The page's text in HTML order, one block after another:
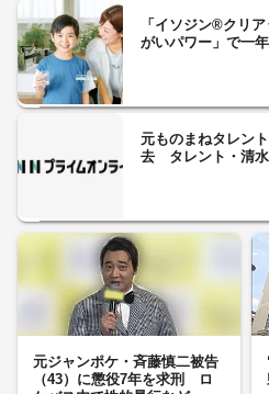
「イソジン®クリ
がいパワー」で一
元ものまねタレン
去 タレント・清水
元ジャンポケ・斉藤慎二被告
（43）に懲役7年を求刑 ロ